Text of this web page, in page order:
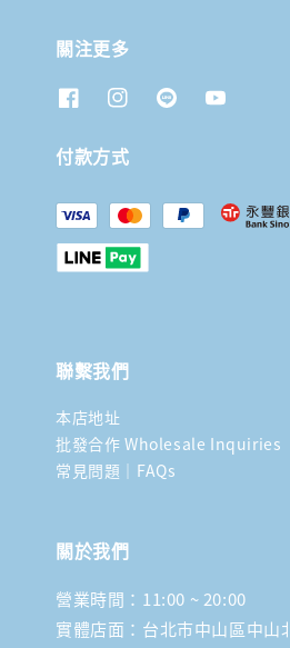
關注更多
付款方式
聯繫我們
本店地址
批發合作 Wholesale Inquiries
常見問題｜FAQs
關於我們
營業時間：11:00 ~ 20:00
實體店面：台北市中山區中山